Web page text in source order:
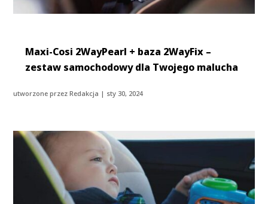
Maxi-Cosi 2WayPearl + baza 2WayFix –
zestaw samochodowy dla Twojego malucha
utworzone przezRedakcja | sty 30, 2024